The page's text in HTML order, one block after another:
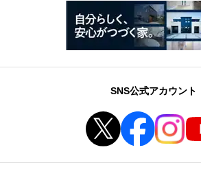
SNS公式アカウント